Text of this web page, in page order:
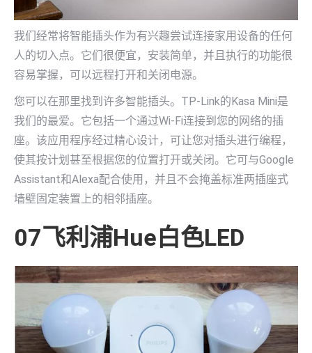
我们经常将智能插头作为有兴趣尝试连接家用设备的任何
人的切入点。它们很便宜，安装简单，并且执行的功能很
容易掌握，可以远程打开和关闭电源。
您可以在那里找到许多智能插头。TP-Link的Kasa Mini是
我们的最爱。它包括一个通过Wi-Fi连接到您的网络的插
座。该应用程序经过精心设计，可让您对插头进行编程，
使其按计划甚至根据您的位置打开或关闭。它可与Google
Assistant和Alexa配合使用，并且不会掩盖标准两插座式
墙壁固定装置上的相邻插座。
07飞利浦Hue白色LED